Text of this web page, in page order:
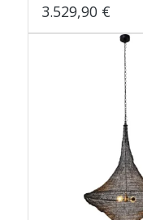
Regulärer Preis:
3.529,90 €